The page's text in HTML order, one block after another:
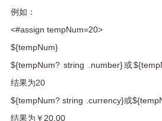
例如：
<#assign tempNum=20>
${tempNum}
${tempNum? string .number}或
结果为20
${tempNum? string .currency}或
结果为￥20.00